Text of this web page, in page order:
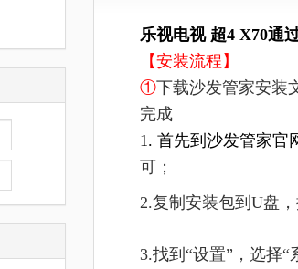
乐视电视 超4 X70通
【安装流程】
①下载沙发管家安装
完成
1. 首先到沙发管家官
可；
2.复制安装包到U盘，
3.找到“设置”，选择“